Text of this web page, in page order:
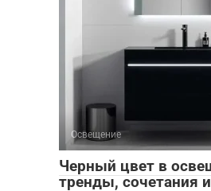
Освещение
Черный цвет в
тренды, сочетания и